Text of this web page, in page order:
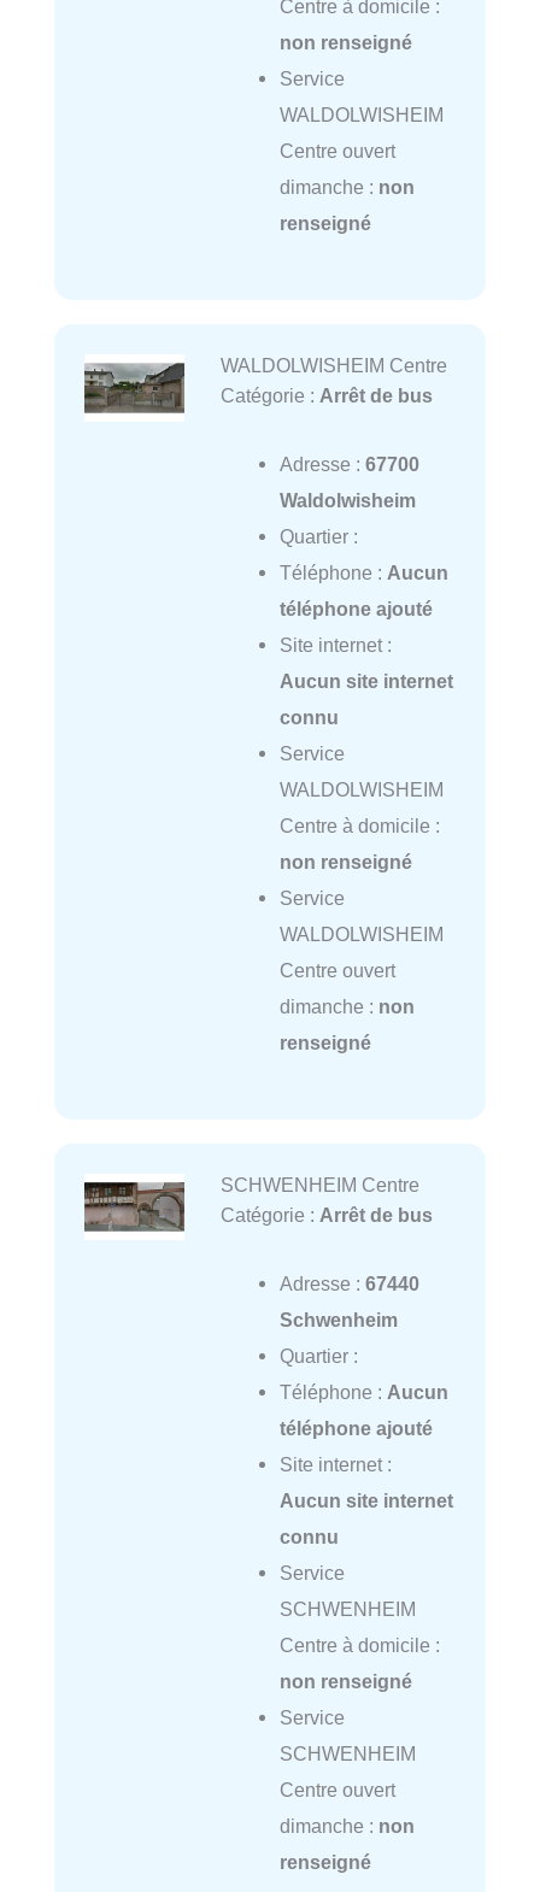
Centre à domicile :
non renseigné
Service
WALDOLWISHEIM
Centre ouvert
dimanche : non
renseigné
WALDOLWISHEIM Centre
Catégorie : Arrêt de bus
Adresse : 67700
Waldolwisheim
Quartier :
Téléphone : Aucun
téléphone ajouté
Site internet :
Aucun site internet
connu
Service
WALDOLWISHEIM
Centre à domicile :
non renseigné
Service
WALDOLWISHEIM
Centre ouvert
dimanche : non
renseigné
SCHWENHEIM Centre
Catégorie : Arrêt de bus
Adresse : 67440
Schwenheim
Quartier :
Téléphone : Aucun
téléphone ajouté
Site internet :
Aucun site internet
connu
Service
SCHWENHEIM
Centre à domicile :
non renseigné
Service
SCHWENHEIM
Centre ouvert
dimanche : non
renseigné